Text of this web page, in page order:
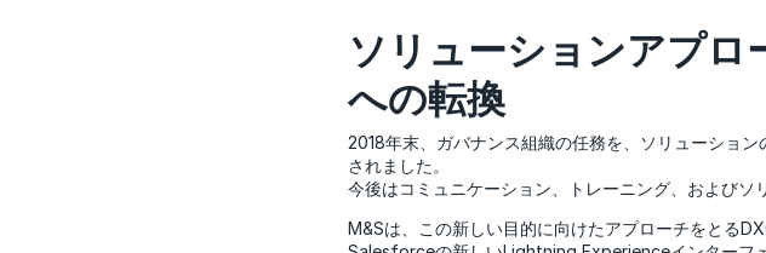
ソリューションアプロ
への転換
2018年末、ガバナンス組織の任務を、ソリューショ
されました。
今後はコミュニケーション、トレーニング、およびソ
M&Sは、この新しい目的に向けたアプローチをとる